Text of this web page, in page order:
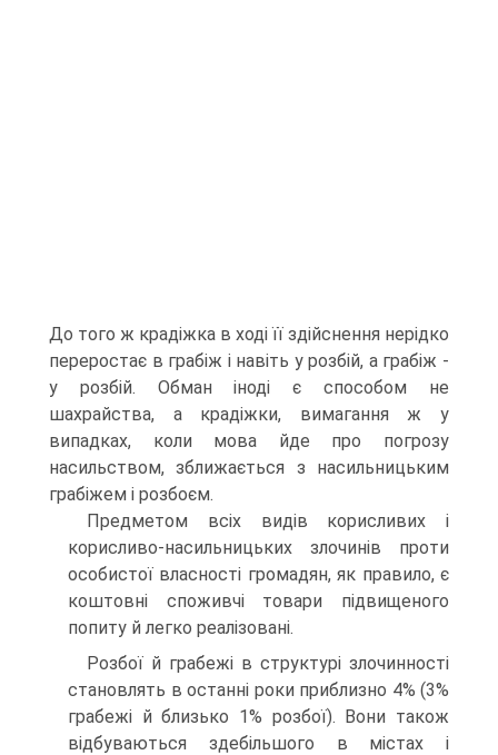
До того ж крадіжка в ході її здійснення нерідко
переростає в грабіж і навіть у розбій, а грабіж -
у розбій. Обман іноді є способом не
шахрайства, а крадіжки, вимагання ж у
випадках, коли мова йде про погрозу
насильством, зближається з насильницьким
грабіжем і розбоєм.
Предметом всіх видів корисливих і
корисливо-насильницьких злочинів проти
особистої власності громадян, як правило, є
коштовні споживчі товари підвищеного
попиту й легко реалізовані.
Розбої й грабежі в структурі злочинності
становлять в останні роки приблизно 4% (3%
грабежі й близько 1% розбої). Вони також
відбуваються здебільшого в містах і